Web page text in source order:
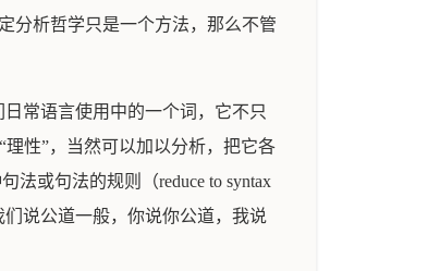
分析哲学只是一个方法，那么不管
常语言使用中的一个词，它不只
理性”，当然可以加以分析，把它各
法或句法的规则（reduce to syntax
说公道一般，你说你公道，我说